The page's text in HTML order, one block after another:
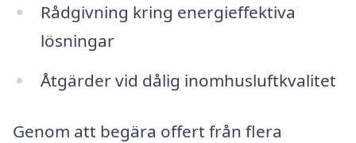
Rådgivning kring energieffektiva
lösningar
Åtgärder vid dålig inomhusluftkvalitet
Genom att begära offert från flera